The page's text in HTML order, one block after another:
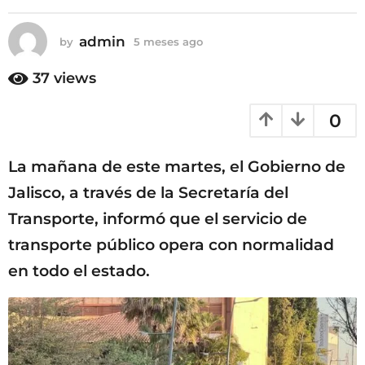
s
a
g
by admin 5 meses ago
o
37 views
0
La mañana de este martes, el Gobierno de
Jalisco, a través de la Secretaría del
Transporte, informó que el servicio de
transporte público opera con normalidad
en todo el estado.